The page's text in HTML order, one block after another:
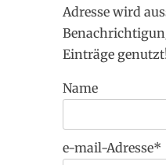
Adresse wird
Einträge
Name
e-mail-Adresse*